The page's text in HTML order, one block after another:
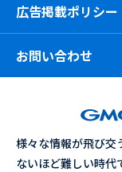
広告掲載ポリシー
お問い合わせ
様々な情報が飛び交
ないほど難しい時代